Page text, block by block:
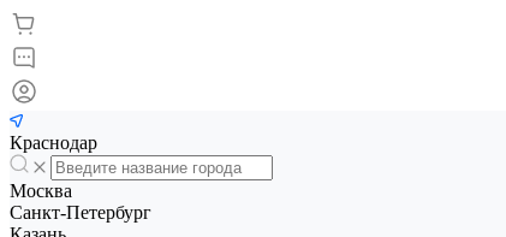
Краснодар
Москва
Санкт-Петербург